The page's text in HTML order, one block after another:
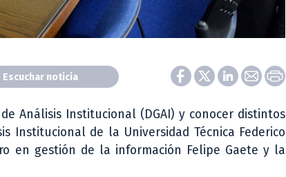
Escuchar noticia
Análisis Institucional (DGAI) y conocer distintos
Institucional de la Universidad Técnica Federico
en gestión de la información Felipe Gaete y la